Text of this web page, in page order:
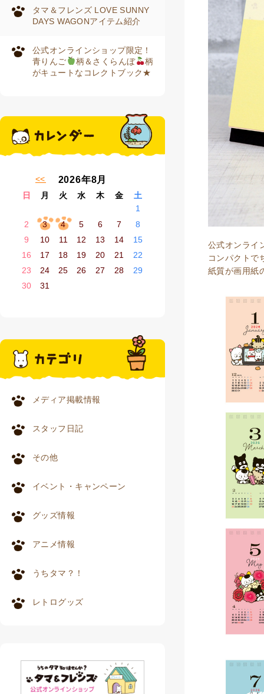
タマ＆フレンズ LOVE SUNNY
DAYS WAGONアイテム紹介
公式オンラインショップ限定！
青りんご
柄＆さくらんぼ
柄
がキュートなコレクトブック★
2026年8月
日 月 火 水 木 金 土
« 7月
1
2
3 4 5 6 7
8
9
10 11 12 13 14
15
16
17 18 19 20 21
22
23
24 25 26 27 28
29
30
31
メディア掲載情報
スタッフ日記
その他
イベント・キャンペーン
グッズ情報
アニメ情報
うちタマ？！
レトログッズ
公式オンライ
コンパクトで
紙質が画用紙